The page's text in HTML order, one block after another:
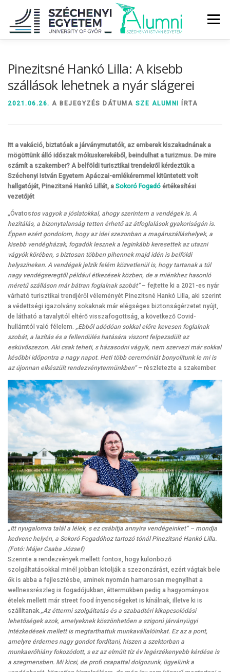
tartalomhoz
Menü
DIPLOMÁN TÚL
Pinezitsné Hankó Lilla: A kisebb
szállások lehetnek a nyár slágerei
2021.06.26. A BEJEGYZÉS DÁTUMA SZE ALUMNI ÍRTA
Itt a vakáció, biztatóak a járványmutatók, az emberek kiszakadnának a
mögöttünk álló időszak mókuskerekéből, beindulhat a turizmus. De mire
számít a szakember? A belföldi turisztikai trendekről kérdeztük a
Széchenyi István Egyetem Apáczai-emlékéremmel kitüntetett volt
hallgatóját, Pinezitsné Hankó Lillát, a Sokoró Fogadó értékesítési
vezetőjét
„Óvatostos vagyok a jóslatokkal, ahogy szerintem a vendégek is. A
hezitálás, a bizonytalanság tetten érhető az átfoglalások gyakoriságán is.
Éppen ezért gondolom, hogy az idei szezonban a magánszálláshelyek, a
kisebb vendégházak, fogadók lesznek a leginkább keresettek az utazni
vágyók körében, s biztosan többen pihennek majd idén is belföldi
helyszíneken. A vendégek jelzik felém közvetlenül is, hogy tartanak a túl
nagy vendégseregtől például étkezések közben, de a miénkhez hasonló
méretű szálláson már bátran foglalnak szobát”– fejtette ki a 2021-es nyár
várható turisztikai trendjéről véleményét Pinezitsné Hankó Lilla, aki szerint
a védettségi igazolvány sokaknak már elégséges biztonságérzetet nyújt,
de látható a tavalyitól eltérő visszafogottság, a következő Covid-
hullámtól való félelem. „Ebből adódóan sokkal előre kevesen foglalnak
szobát, a lazítás és a fellendülés hatására viszont felpezsdült az
esküvőszezon. Aki csak teheti, s házasodni vágyik, nem szervezi már sokkal
későbbi időpontra a nagy napot. Heti több ceremóniát bonyolítunk le mi is
az újonnan elkészült rendezvénytermünkben”– részletezte a szakember.
„Itt nyugalomra talál a lélek, s ez csábítja annyira vendégeinket” – mondja
kedvenc helyén, a Sokoró Fogadóhoz tartozó tónál Pinezitsné Hankó Lilla.
(Fotó: Májer Csaba József)
Szerinte a rendezvények mellett fontos, hogy különböző
szolgáltatásokkal minél jobban kitolják a szezonzárást, ezért vágtak bele
ők is abba a fejlesztésbe, aminek nyomán hamarosan megnyílhat a
wellnessrészleg is fogadójukban, éttermükben pedig a hagyományos
ételek mellett már street food ínyencségeket is kínálnak, illetve ki is
szállítanak.„Az éttermi szolgáltatás és a szabadtéri kikapcsolódási
lehetőségek azok, amelyeknek köszönhetően a szigorú járványügyi
intézkedések mellett is megtarthattuk munkavállalóinkat. Ez az a pont,
amelyre érdemes nagy gondot fordítani, hiszen a szektorban a
munkaerőhiány fokozódott, s ez az elmúlt tíz év legérzékenyebb kérdése is
a szegmensben. Mi kicsi, de profi csapattal dolgozunk, ügyelünk a